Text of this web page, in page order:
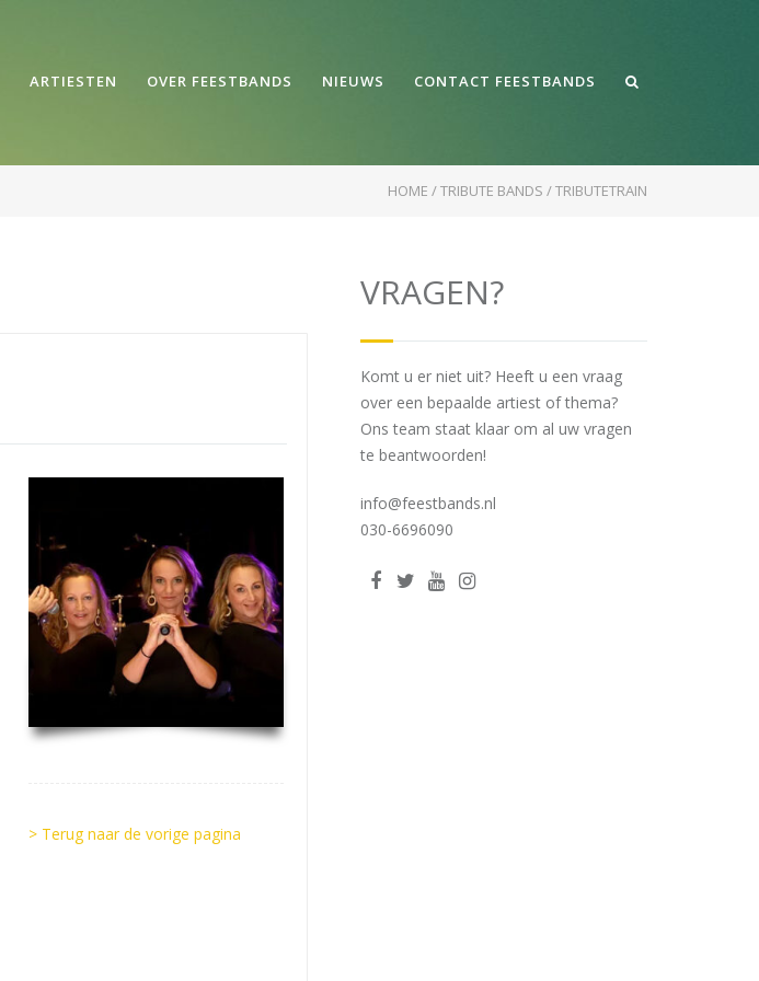
ARTIESTEN OVER FEESTBANDS NIEUWS CONTACT FEESTBANDS
HOME /TRIBUTE BANDS /TRIBUTETRAIN
> Terug naar de vorige pagina
VRAGEN?
Komt u er niet uit? Heeft u een vraag
over een bepaalde artiest of thema?
Ons team staat klaar om al uw vragen
te beantwoorden!
info@feestbands.nl
030-6696090